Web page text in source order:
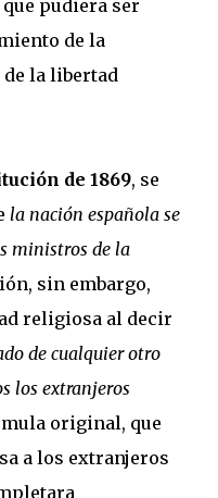
pudiera ser
de la
la libertad
de 1869, se
la nación española se
ministros de la
sin embargo,
religiosa al decir
de cualquier otro
los extranjeros
original, que
a los extranjeros